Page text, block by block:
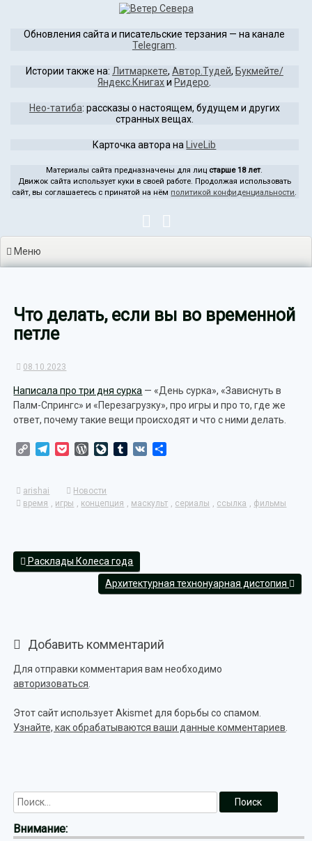
содержимому
Обновления сайта и писательские терзания — на канале
Telegram
Истории также на: Литмаркете, Автор.Тудей, Букмейте/
Яндекс.Книгахи Ридеро
Нео-татиба: рассказы о настоящем, будущем и других
странных вещах.
Карточка автора на LiveLib
Материалы сайта предназначены для лиц старше 18 лет.
Движок сайта использует куки в своей работе. Продолжая использовать
сайт, вы соглашаетесь с принятой на нём политикой конфиденциальности.
Меню
Что делать, если вы во временной
петле
08.10.2023
Написала про три дня сурка — «День сурка», «Зависнуть в
Палм-Спрингс» и «Перезагрузку», про игры и про то, где же
ответ, почему такие вещи происходят и что с ними делать.
Copy TelegramPocketWordPress
LiveJournal
Tumblr
VK
arishai
Новости
время , игры , концепция , маскульт , сериалы , ссылка , фильмы
Расклады Колеса года
Архитектурная технонуарная дистопия
Добавить комментарий
Для отправки комментария вам необходимо
авторизоваться
Этот сайт использует Akismet для борьбы со спамом.
Узнайте, как обрабатываются ваши данные комментариев
Внимание: